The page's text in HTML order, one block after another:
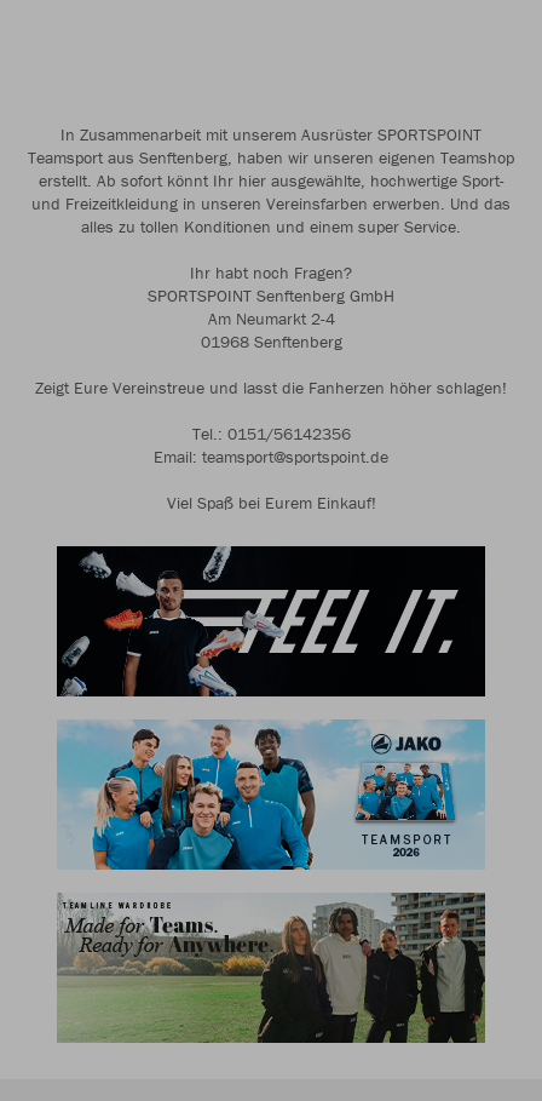
In Zusammenarbeit mit unserem Ausrüster SPORTSPOINT
Teamsport aus Senftenberg, haben wir unseren eigenen Teamshop
erstellt. Ab sofort könnt Ihr hier ausgewählte, hochwertige Sport-
und Freizeitkleidung in unseren Vereinsfarben erwerben. Und das
alles zu tollen Konditionen und einem super Service.
Ihr habt noch Fragen?
SPORTSPOINT Senftenberg GmbH
Am Neumarkt 2-4
01968 Senftenberg
Zeigt Eure Vereinstreue und lasst die Fanherzen höher schlagen!
Tel.: 0151/56142356
Email: teamsport@sportspoint.de
Viel Spaß bei Eurem Einkauf!